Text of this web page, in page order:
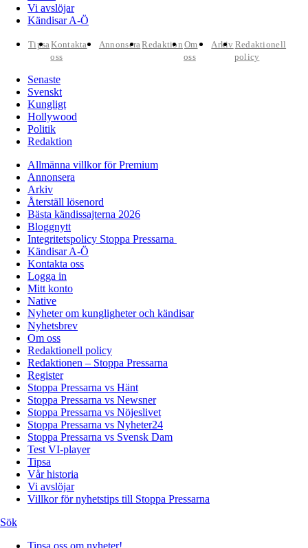
Vi avslöjar
Kändisar A-Ö
TipsaKontakta
oss
AnnonseraRedaktion Om
oss
Arkiv Redaktionell
policy
Senaste
Svenskt
Kungligt
Hollywood
Politik
Redaktion
Allmänna villkor för Premium
Annonsera
Arkiv
Återställ lösenord
Bästa kändissajterna 2026
Bloggnytt
Integritetspolicy Stoppa Pressarna
Kändisar A-Ö
Kontakta oss
Logga in
Mitt konto
Native
Nyheter om kungligheter och kändisar
Nyhetsbrev
Om oss
Redaktionell policy
Redaktionen – Stoppa Pressarna
Register
Stoppa Pressarna vs Hänt
Stoppa Pressarna vs Newsner
Stoppa Pressarna vs Nöjeslivet
Stoppa Pressarna vs Nyheter24
Stoppa Pressarna vs Svensk Dam
Test VI-player
Tipsa
Vår historia
Vi avslöjar
Villkor för nyhetstips till Stoppa Pressarna
Sök
Tipsa oss om nyheter!